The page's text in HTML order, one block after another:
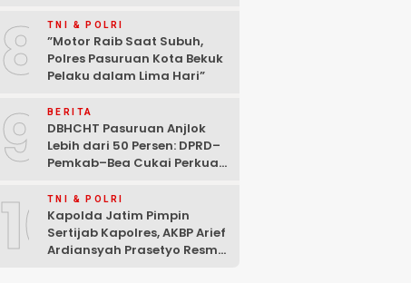
Mencuat
8 TNI & POLRI
‎”Motor Raib Saat Subuh,
Polres Pasuruan Kota Bekuk
Pelaku dalam Lima Hari” ‎
9 BERITA
DBHCHT Pasuruan Anjlok
Lebih dari 50 Persen: DPRD–
Pemkab–Bea Cukai Perkuat
Rokok Ilegal
10TNI & POLRI
Kapolda Jatim Pimpin
Sertijab Kapolres, AKBP Arief
Ardiansyah Prasetyo Resmi